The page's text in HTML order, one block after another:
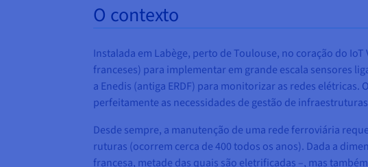
O contexto
Instalada em Labège, perto de Toulouse, no coração do
franceses) para implementar em grande escala sensores
a Enedis (antiga ERDF) para monitorizar as redes
perfeitamente as necessidades de gestão de
Desde sempre, a manutenção de uma rede ferroviária
ruturas (ocorrem cerca de 400 todos os anos). Dada a
francesa, metade das quais são eletrificadas –, mas